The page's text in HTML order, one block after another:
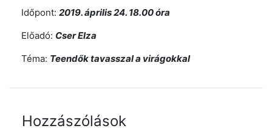
Időpont: 2019. április 24. 18.00 óra
Előadó: Cser Elza
Téma: Teendők tavasszal a virágokkal
Hozzászólások